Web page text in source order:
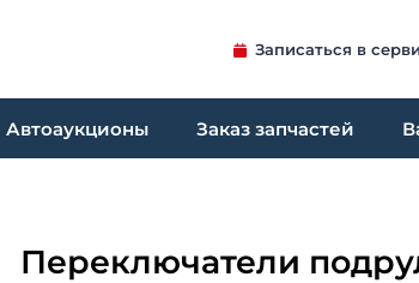
Записаться в
Автоаукционы Заказ запчастей
Переключатели